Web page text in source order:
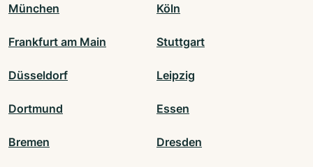
München Köln
Frankfurt am Main Stuttgart
Düsseldorf Leipzig
Dortmund Essen
Bremen Dresden